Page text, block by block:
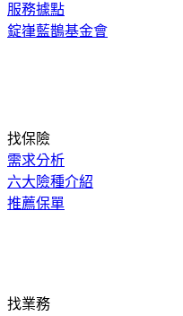
服務據點
錠嵂藍鵲基金會
找保險
需求分析
六大險種介紹
推薦保單
找業務